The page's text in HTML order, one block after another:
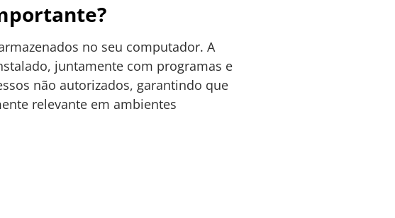
no seu computador. A
juntamente com programas e
não autorizados, garantindo que
relevante em ambientes